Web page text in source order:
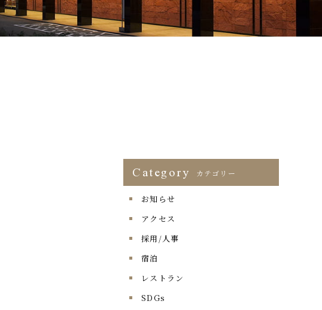
Category カテゴリー
お知らせ
アクセス
採用/人事
宿泊
レストラン
SDGs